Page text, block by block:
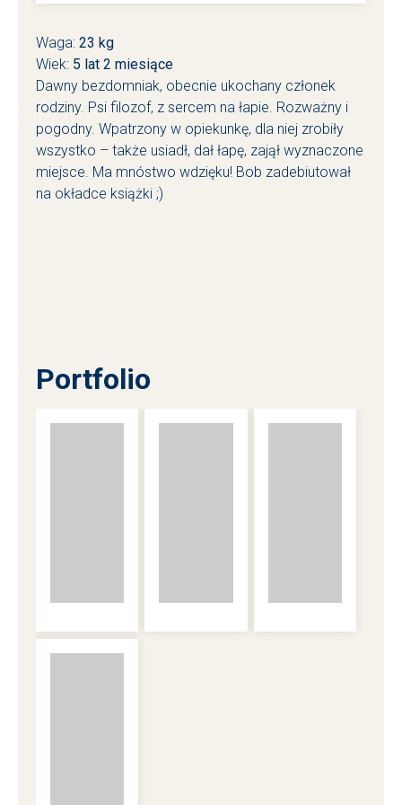
Waga: 23 kg
Wiek: 5 lat 2 miesiące
Dawny bezdomniak, obecnie ukochany członek
rodziny. Psi filozof, z sercem na łapie. Rozważny i
pogodny. Wpatrzony w opiekunkę, dla niej zrobiły
wszystko – także usiadł, dał łapę, zajął wyznaczone
miejsce. Ma mnóstwo wdzięku! Bob zadebiutował
na okładce książki ;)
Portfolio